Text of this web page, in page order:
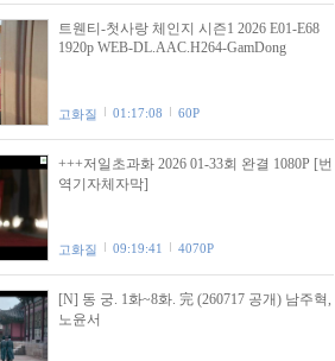
트웬티-첫사랑 체인지 시즌1 2026 E01-E68
1920p WEB-DL.AAC.H264-GamDong
고화질 01:17:08 60P
+++저일초과화 2026 01-33회 완결 1080P [번
역기자체자막]
고화질 09:19:41 4070P
[N] 동 궁. 1화~8화. 完 (260717 공개) 남주혁,
노윤서